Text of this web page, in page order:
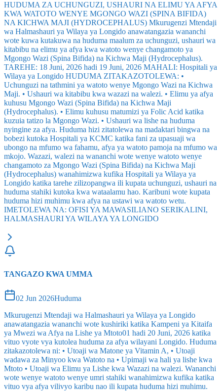
HUDUMA ZA UCHUNGUZI, USHAURI NA ELIMU YA AFYA
KWA WATOTO WENYE MGONGO WAZI (SPINA BIFIDA)
NA KICHWA MAJI (HYDROCEPHALUS) Mkurugenzi Mtendaji
wa Halmashauri ya Wilaya ya Longido anawatangazia wananchi
wote kuwa kutakuwa na huduma maalum za uchunguzi, ushauri wa
kitabibu na elimu ya afya kwa watoto wenye changamoto ya
Mgongo Wazi (Spina Bifida) na Kichwa Maji (Hydrocephalus).
TAREHE: 18 Juni, 2026 hadi 19 Juni, 2026 MAHALI: Hospitali ya
Wilaya ya Longido HUDUMA ZITAKAZOTOLEWA: •
Uchunguzi na tathmini ya watoto wenye Mgongo Wazi na Kichwa
Maji. • Ushauri wa kitabibu kwa wazazi na walezi. • Elimu ya afya
kuhusu Mgongo Wazi (Spina Bifida) na Kichwa Maji
(Hydrocephalus). • Elimu kuhusu matumizi ya Folic Acid katika
kuzuia tatizo la Mgongo Wazi. • Ushauri wa lishe na huduma
nyingine za afya. Huduma hizi zitatolewa na madaktari bingwa na
bobezi kutoka Hospitali ya KCMC katika fani za upasuaji wa
ubongo na mfumo wa fahamu, afya ya watoto pamoja na mfumo wa
mkojo. Wazazi, walezi na wananchi wote wenye watoto wenye
changamoto za Mgongo Wazi (Spina Bifida) na Kichwa Maji
(Hydrocephalus) wanahimizwa kufika Hospitali ya Wilaya ya
Longido katika tarehe zilizopangwa ili kupata uchunguzi, ushauri na
huduma stahiki kutoka kwa wataalamu hao. Karibuni wote kupata
huduma hizi muhimu kwa afya na ustawi wa watoto wetu.
IMETOLEWA NA: OFISI YA MAWASILIANO SERIKALINI,
HALMASHAURI YA WILAYA YA LONGIDO
TANGAZO KWA UMMA
02 Jun 2026Huduma
Mkurugenzi Mtendaji wa Halmashauri ya Wilaya ya Longido
anawatangazia wananchi wote kushiriki katika Kampeni ya Kitaifa
ya Mwezi wa Afya na Lishe ya Mtoto01 hadi 20 Juni, 2026 katika
vituo vyote vya kutolea huduma za afya wilayani Longido. Huduma
zitakazotolewa ni: • Utoaji wa Matone ya Vitamin A, • Utoaji
wadawa za Minyoo kwa Watoto na • Upimaji wa hali ya lishe kwa
Mtoto • Utoaji wa Elimu ya Lishe kwa Wazazi na walezi. Wananchi
wote wenye watoto wenye umri stahiki wanahimizwa kufika katika
vituo vya afya vilivyo karibu nao ili kupata huduma hizi muhimu.